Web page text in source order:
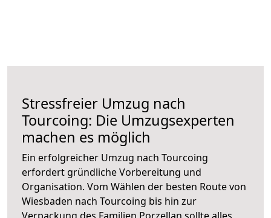
Stressfreier Umzug nach
Tourcoing: Die Umzugsexperten
machen es möglich
Ein erfolgreicher Umzug nach Tourcoing
erfordert gründliche Vorbereitung und
Organisation. Vom Wählen der besten Route von
Wiesbaden nach Tourcoing bis hin zur